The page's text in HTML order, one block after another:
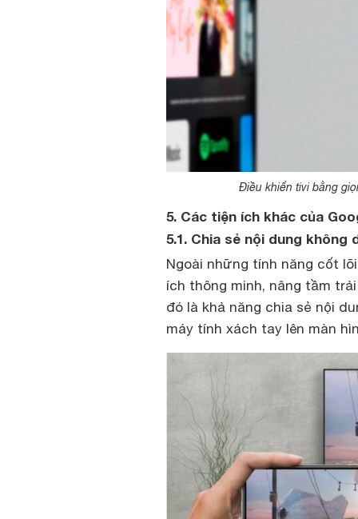
Điều khiển tivi bằng
5. Các tiện ích khác của
5.1. Chia sẻ nội dung
Ngoài những tính năng cốt
ích thông minh, nâng tầm
đó là khả năng chia sẻ nội
máy tính xách tay lên màn